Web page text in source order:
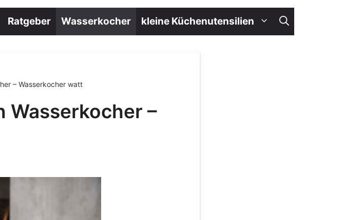
Ratgeber Wasserkocher kleine Küchenutensilien
– Wasserkocher watt
Wasserkocher –